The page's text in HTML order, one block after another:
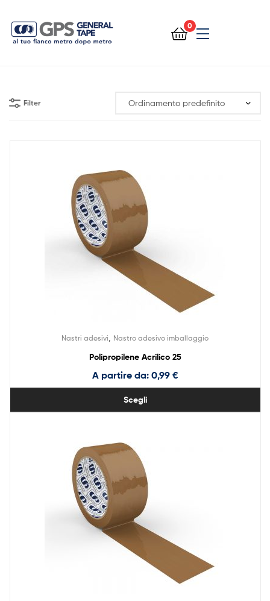
0
Filter
Nastri adesivi Nastro adesivo imballaggio
Polipropilene Acrilico 25
A partire da: 0,99 €
Scegli